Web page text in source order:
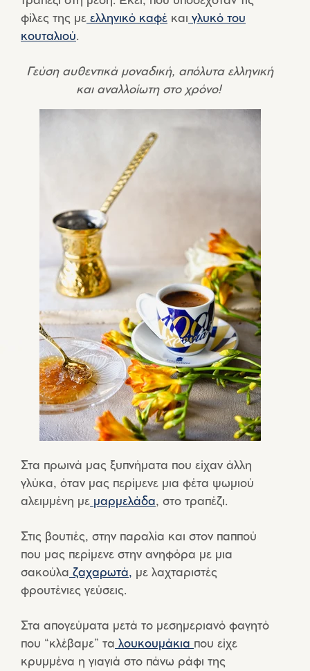
φίλες της με ελληνικό καφέ και γλυκό του
κουταλιού.
Γεύση αυθεντικά μοναδική, απόλυτα ελληνική
και αναλλοίωτη στο χρόνο!
Στα πρωινά μας ξυπνήματα που είχαν άλλη
γλύκα, όταν μας περίμενε μια φέτα ψωμιού
αλειμμένη με μαρμελάδα, στο τραπέζι.
Στις βουτιές, στην παραλία και στον παππού
που μας περίμενε στην ανηφόρα με μια
σακούλα ζαχαρωτά, με λαχταριστές
φρουτένιες γεύσεις.
Στα απογεύματα μετά το μεσημεριανό φαγητό
που “κλέβαμε” τα λουκουμάκια που είχε
κρυμμένα η γιαγιά στο πάνω ράφι της